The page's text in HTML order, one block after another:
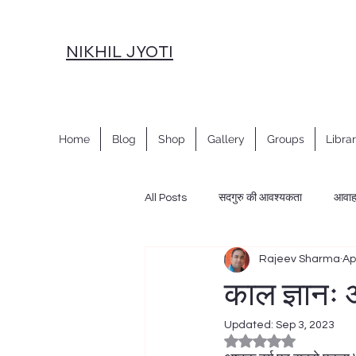
NIKHIL JYOTI
Home Blog Shop Gallery Groups
All Posts सदगुरु की आवश्यकता
नवरात्रि साधना नववर्ष साधना
महाशांति साधना विधान शक्ति प्रवाह,
काल
Rajeev Sharma
Updated: Sep 3, 2023
Rated NaN out of 5